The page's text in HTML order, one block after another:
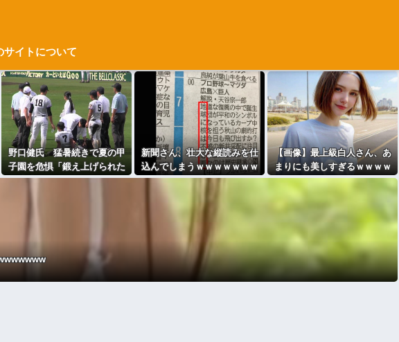
サイトについて
野口健氏 猛暑続きで夏の甲
子園を危惧「鍛え上げられた
野球球児でも、危ないのでは
新聞さん、壮大な縦読みを仕
込んでしまうｗｗｗｗｗｗｗ
【画像】最上級白人さん、あ
まりにも美しすぎるｗｗｗｗ
ｗｗｗｗｗｗｗｗ